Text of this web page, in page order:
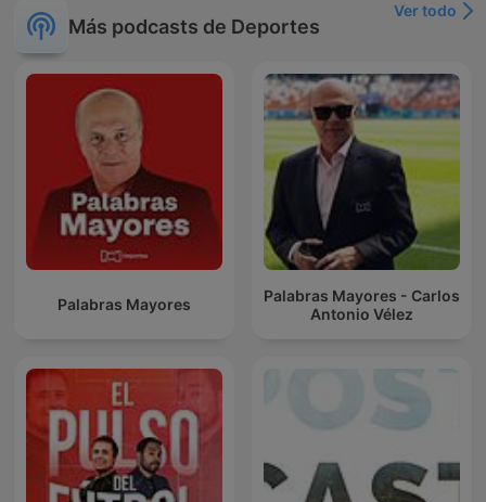
Más podcasts de Deportes
Ver todo
Palabras Mayores
Palabras Mayores - Carlos
Antonio Vélez